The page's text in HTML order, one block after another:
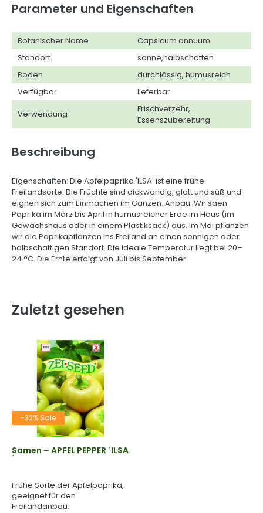
Parameter und Eigenschaften
Botanischer Name
Capsicum annuum
Standort
sonne,halbschatten
Boden
durchlässig, humusreich
Verfügbar
lieferbar
Verwendung
Frischverzehr,
Essenszubereitung
Beschreibung
Eigenschaften: Die Apfelpaprika 'ILSA' ist eine frühe
Freilandsorte. Die Früchte sind dickwandig, glatt und süß und
eignen sich zum Einmachen im Ganzen. Anbau: Wir säen
Paprika im März bis April in humusreicher Erde im Haus (im
Gewächshaus oder in einem Plastiksack) aus. Im Mai pflanzen
wir die Paprikapflanzen ins Freiland an einen sonnigen oder
halbschattigen Standort. Die ideale Temperatur liegt bei 20–
24 °C. Die Ernte erfolgt von Juli bis September.
Zuletzt gesehen
-32% Sale
Samen – APFEL PEPPER ´ILSA
´
Frühe Sorte der Apfelpaprika,
geeignet für den
Freilandanbau.